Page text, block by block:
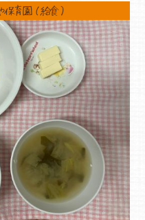
保育園（給食）